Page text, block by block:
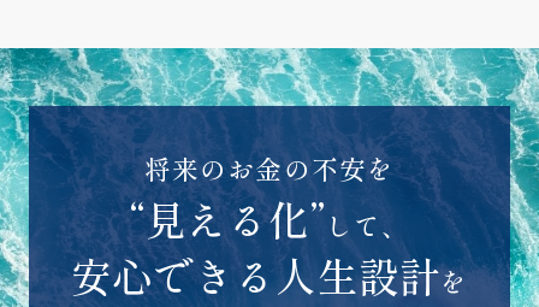
可能ですが、返金については原則として対応し
ておりません。
将来のお金の不安を
“見える化” して、
安心できる人生設計を